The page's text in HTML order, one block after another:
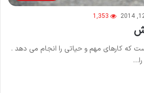
1,353
که کارهای مهم و حیاتی را انجام می دهد .